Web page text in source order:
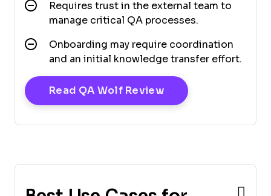
Requires trust in the external team to
manage critical QA processes.
Onboarding may require coordination
and an initial knowledge transfer effort.
Read QA Wolf ReviewOpens New Window